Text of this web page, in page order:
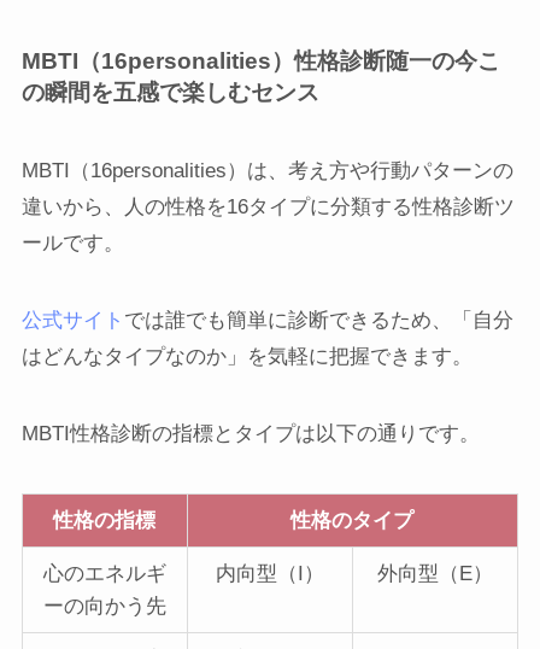
MBTI（16personalities）性格診断随一の今こ
の瞬間を五感で楽しむセンス
MBTI（16personalities）は、考え方や行動パターンの
違いから、人の性格を16タイプに分類する性格診断ツ
ールです。
公式サイト では誰でも簡単に診断できるため、「自分
はどんなタイプなのか」を気軽に把握できます。
MBTI性格診断の指標とタイプは以下の通りです。
性格の指標 性格のタイプ
心のエネルギ
ーの向かう先
内向型（I） 外向型（E）